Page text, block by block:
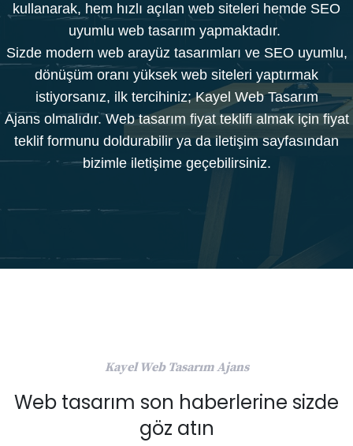
kullanarak, hem hızlı açılan web siteleri hemde SEO
uyumlu web tasarım yapmaktadır.
Sizde modern web arayüz tasarımları ve SEO uyumlu,
dönüşüm oranı yüksek web siteleri yaptırmak
istiyorsanız, ilk tercihiniz;Kayel Web Tasarım
Ajansolmalıdır. Web tasarım fiyat teklifi almak için fiyat
teklif formunu doldurabilir ya da iletişim sayfasından
bizimle iletişime geçebilirsiniz.
Kayel Web Tasarım Ajans
Web tasarım son haberlerine sizde
göz atın